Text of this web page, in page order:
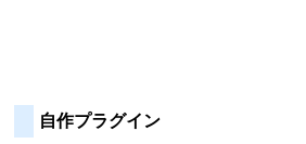
自作プラグイン